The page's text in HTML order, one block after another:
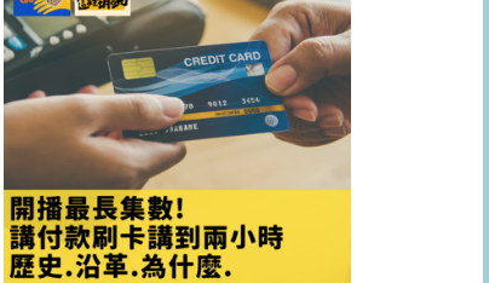
器
向
下
鍵
以
提
或
降
低